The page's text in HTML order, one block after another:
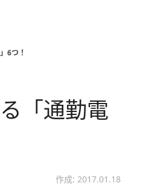
6つ！
「通勤電
作成: 2017.01.18